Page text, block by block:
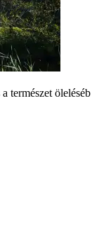
természet öleléséb